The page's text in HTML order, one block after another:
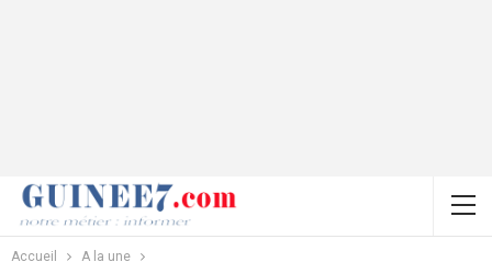
Accueil A la une